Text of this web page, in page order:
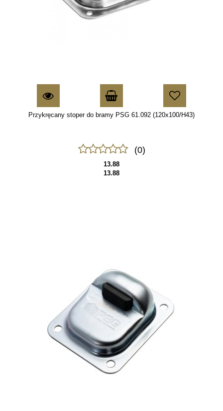
Przykręcany stoper do bramy PSG 61.092 (120x100/H43)
(0)
13.88
13.88